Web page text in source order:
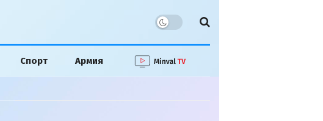
Спорт Армия